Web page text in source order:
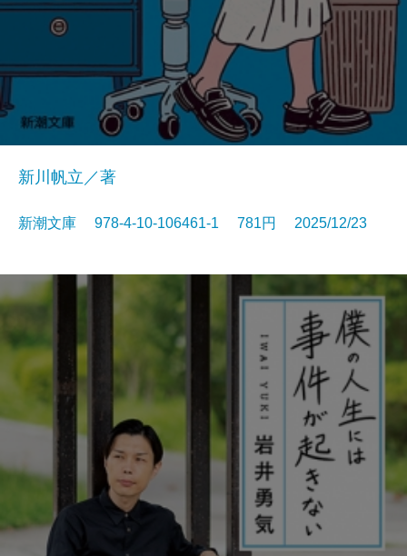
新川帆立／著
新潮文庫 978-4-10-106461-1 781円 2025/12/23